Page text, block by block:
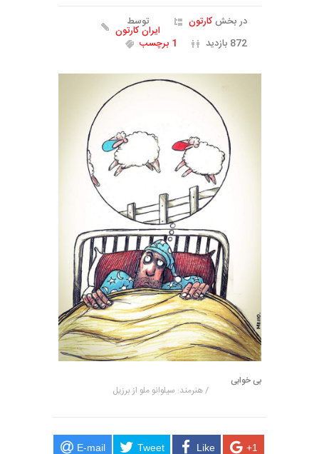
در بخشکارتون توسط
ایران کارتون
872 بازدید
1 برچسب
بی خوابی
/ هنرمند: سیلوانو ملو از برزیل
E-mail Tweet Like +1